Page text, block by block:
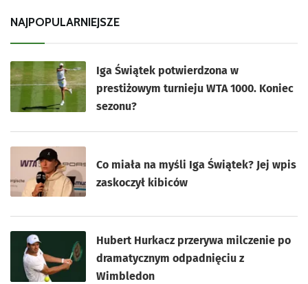
NAJPOPULARNIEJSZE
Iga Świątek potwierdzona w
prestiżowym turnieju WTA 1000. Koniec
sezonu?
Co miała na myśli Iga Świątek? Jej wpis
zaskoczył kibiców
Hubert Hurkacz przerywa milczenie po
dramatycznym odpadnięciu z
Wimbledon